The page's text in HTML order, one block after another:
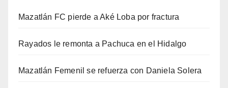
Mazatlán FC pierde a Aké Loba por fractura
Rayados le remonta a Pachuca en el Hidalgo
Mazatlán Femenil se refuerza con Daniela Solera